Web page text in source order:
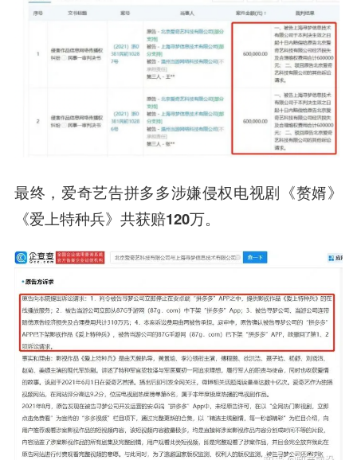
最终，爱奇艺告拼多多涉嫌侵权电视剧《赘婿》
《爱上特种兵》共获赔120万。